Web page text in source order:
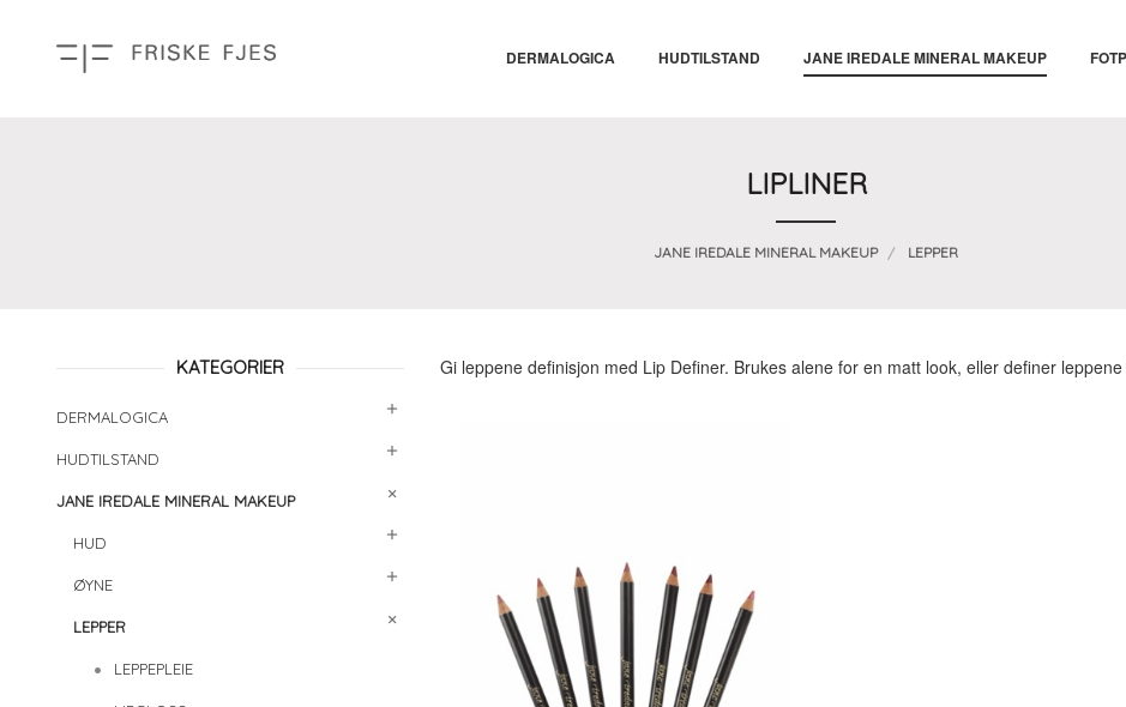
innholdet
DERMALOGICA HUDTILSTAND JANE IREDALE MINERAL MAKEUP
LIPLINER
JANE IREDALE MINERAL MAKEUP LEPPER
Gi leppene definisjon med Lip Definer. Brukes alene for en matt look, eller definer
KATEGORIER
DERMALOGICA
HUDTILSTAND
JANE IREDALE MINERAL MAKEUP
HUD
ØYNE
LEPPER
LEPPEPLEIE